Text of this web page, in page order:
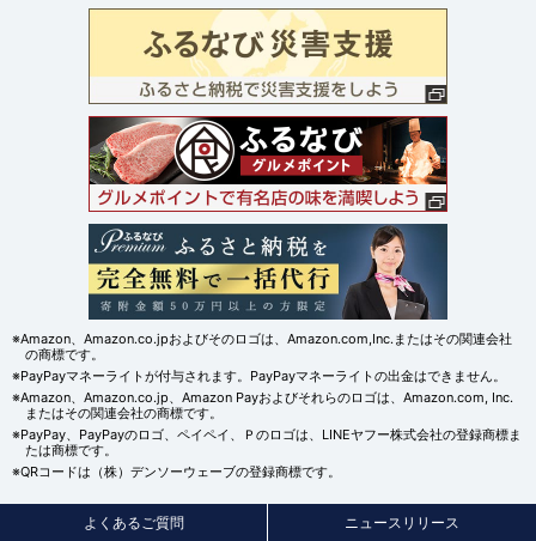
※Amazon、Amazon.co.jpおよびそのロゴは、Amazon.com,Inc.またはその関連会社
の商標です。
※PayPayマネーライトが付与されます。PayPayマネーライトの出金はできません。
※Amazon、Amazon.co.jp、Amazon Payおよびそれらのロゴは、Amazon.com, Inc.
またはその関連会社の商標です。
※PayPay、PayPayのロゴ、ペイペイ、Ｐのロゴは、LINEヤフー株式会社の登録商標ま
たは商標です。
※QRコードは（株）デンソーウェーブの登録商標です。
よくあるご質問 ニュースリリース